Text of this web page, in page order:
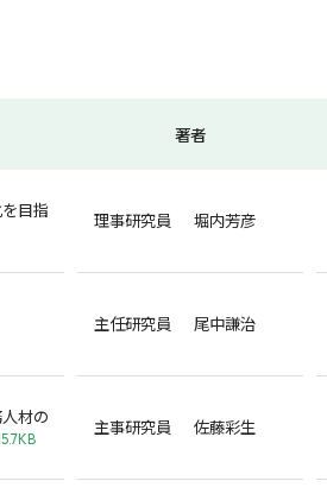
著者
目指
理事研究員 堀内芳彦
主任研究員 尾中謙治
材の
主事研究員 佐藤彩生